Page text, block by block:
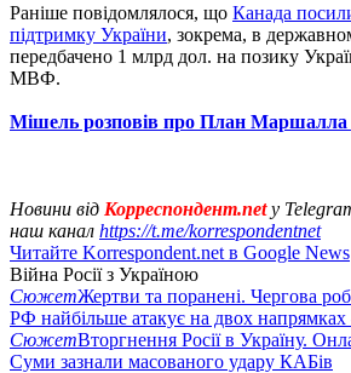
Раніше повідомлялося, що Канада
підтримку України, зокрема, в
передбачено 1 млрд дол. на позику
МВФ.
Мішель розповів про План Маршалла
Новини від Корреспондент.netу
наш канал https://t.me/korrespondentnet
Читайте Korrespondent.net в Google News
Війна Росії з Україною
СюжетЖертви та поранені. Чергова
РФ найбільше атакує на двох
СюжетВторгнення Росії в Україну.
Суми зазнали масованого удару КАБів